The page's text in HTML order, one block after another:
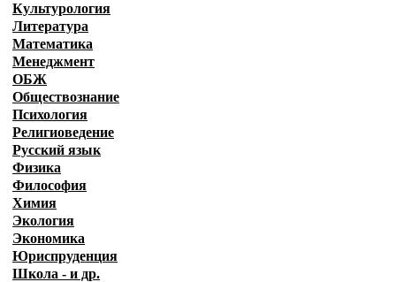
Культурология
Литература
Математика
Менеджмент
ОБЖ
Обществознание
Психология
Религиоведение
Русский язык
Физика
Философия
Химия
Экология
Экономика
Юриспруденция
Школа - и др.